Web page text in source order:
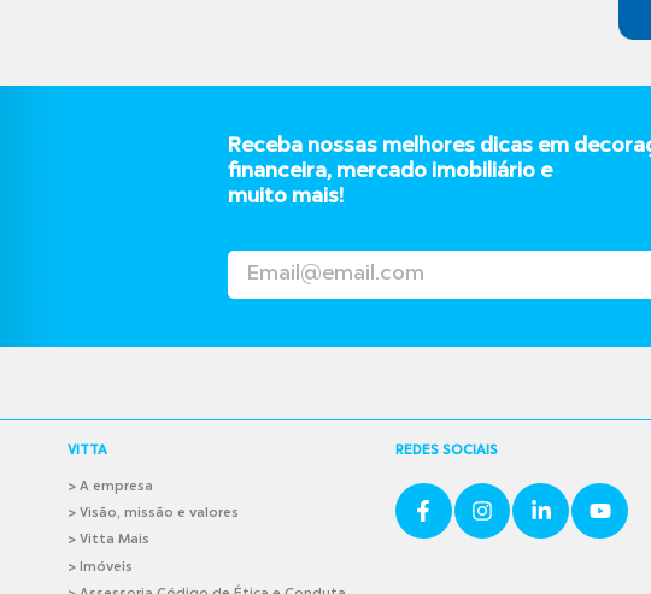
Receba nossas melhores dicas em
financeira, mercado imobiliário e
muito mais!
VITTA
>A empresa
> Visão, missão e valores
> Vitta Mais
> Imóveis
REDES SOCIAIS